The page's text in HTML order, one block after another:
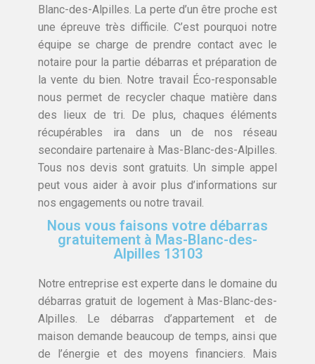
Blanc-des-Alpilles. La perte d’un être proche est
une épreuve très difficile. C’est pourquoi notre
équipe se charge de prendre contact avec le
notaire pour la partie débarras et préparation de
la vente du bien. Notre travail Éco-responsable
nous permet de recycler chaque matière dans
des lieux de tri. De plus, chaques éléments
récupérables ira dans un de nos réseau
secondaire partenaire à Mas-Blanc-des-Alpilles.
Tous nos devis sont gratuits. Un simple appel
peut vous aider à avoir plus d’informations sur
nos engagements ou notre travail.
Nous vous faisons votre débarras
gratuitement à Mas-Blanc-des-
Alpilles 13103
Notre entreprise est experte dans le domaine du
débarras gratuit de logement à Mas-Blanc-des-
Alpilles. Le débarras d’appartement et de
maison demande beaucoup de temps, ainsi que
de l’énergie et des moyens financiers. Mais